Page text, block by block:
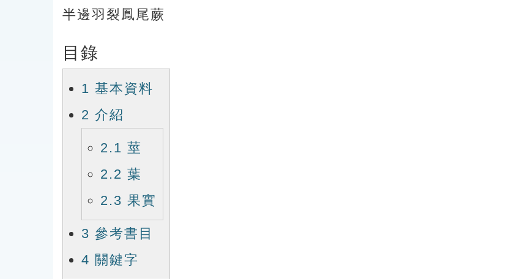
半邊羽裂鳳尾蕨
目錄
1 基本資料
2 介紹
2.1 莖
2.2 葉
2.3 果實
3 參考書目
4 關鍵字